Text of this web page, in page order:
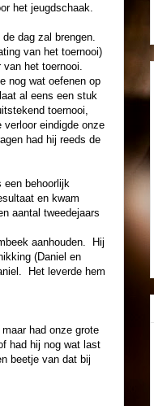
het jeugdschaak.
dag zal brengen.
van het toernooi)
het toernooi.
nog wat oefenen op
al eens een stuk
toernooi,
eindigde onze
had hij reeds de
behoorlijk
en kwam
aantal tweedejaars
aanhouden. Hij
(Daniel en
Het leverde hem
had onze grote
had hij nog wat last
beetje van dat bij